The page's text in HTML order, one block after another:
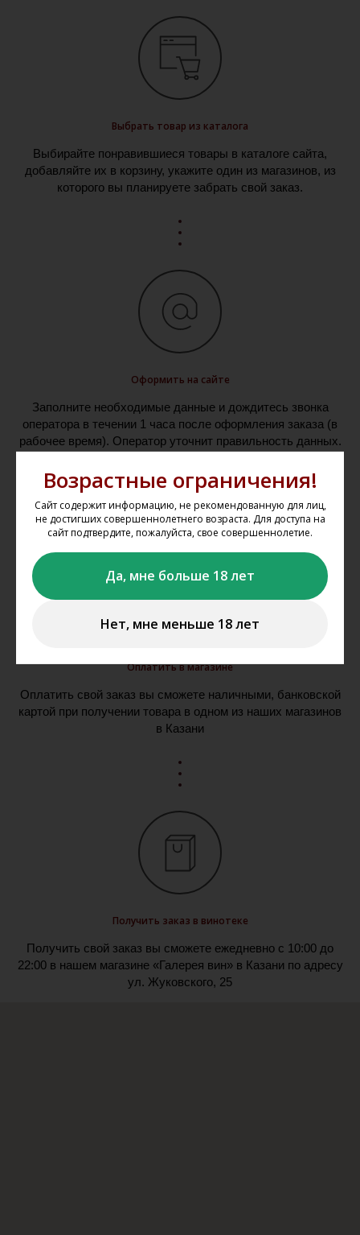
Возрастные ограничения!
Сайт содержит информацию, не рекомендованную для лиц,
не достигших совершеннолетнего возраста. Для доступа на
сайт подтвердите, пожалуйста, свое совершеннолетие.
Да, мне больше 18 лет
Нет, мне меньше 18 лет
Выбрать товар из каталога
Выбирайте понравившиеся товары в каталоге сайта,
добавляйте их в корзину, укажите один из магазинов, из
которого вы планируете забрать свой заказ.
Оформить на сайте
Заполните необходимые данные и дождитесь звонка
оператора в течении 1 часа после оформления заказа (в
рабочее время). Оператор уточнит правильность данных.
подтверждения заказа оператором.
Оплатить в магазине
Оплатить свой заказ вы сможете наличными, банковской
картой при получении товара в одном из наших магазинов
в Казани
Получить заказ в винотеке
Получить свой заказ вы сможете ежедневно с 10:00 до
22:00 в нашем магазине «Галерея вин» в Казани по адресу
ул. Жуковского, 25